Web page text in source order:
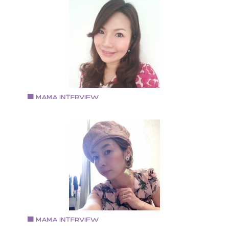
HAPPY COLOR ブランカ 代表 国家資格キャリアコン
ルタント RYBカラーリーディングインストラクター
方眼ノートトレーナー
MagentaK 代表
大学卒業後、設計事務所にて勤務と同時にアクセサリ
製作と販売を開始し、２１年目になります。 セレクト
ョップ、美容院、クリニック、百貨店等様々な委託先
て現在も販売中。 革職人としては、個性的でカラフル
バッグや小物を１０年前から製作しています。 メイン
の販売はminne (https://minne.com/@kugoyuki) 主人と
子の三人家族